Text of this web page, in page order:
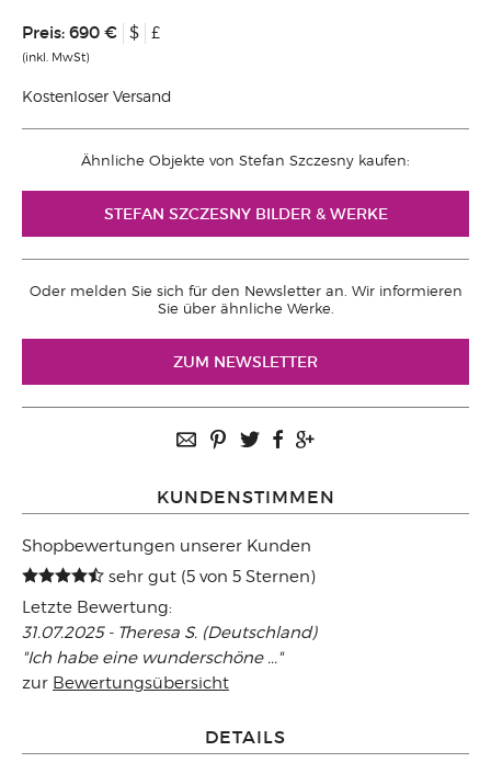
Preis: 690 € $ £
(inkl. MwSt)
Kostenloser Versand
Ähnliche Objekte von Stefan Szczesny kaufen:
STEFAN SZCZESNY BILDER & WERKE
Oder melden Sie sich für den Newsletter an. Wir informieren
Sie über ähnliche Werke.
ZUM NEWSLETTER
KUNDENSTIMMEN
Shopbewertungen unserer Kunden
sehr gut (5 von 5 Sternen)
Letzte Bewertung:
31.07.2025 - Theresa S. (Deutschland)
"Ich habe eine wunderschöne ..."
zur Bewertungsübersicht
DETAILS